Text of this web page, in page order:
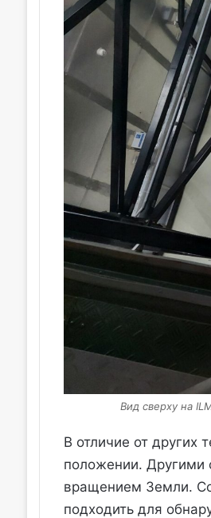
Вид сверху на
В отличие от других
положении. Другими
вращением Земли.
подходить для